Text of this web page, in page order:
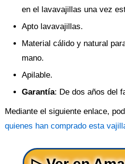
en el lavavajillas una vez
Apto lavavajillas.
Material cálido y natural
mano.
Apilable.
Garantía: De dos años del
Mediante el siguiente enlace,
quienes han comprado esta